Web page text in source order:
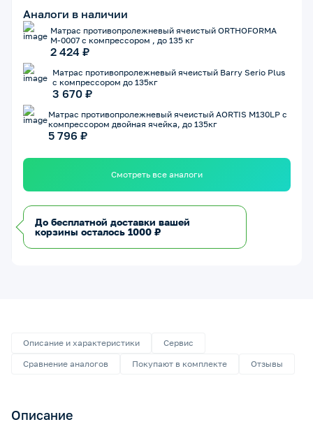
Аналоги в наличии
Матрас противопролежневый ячеистый ORTHOFORMA
М-0007 с компрессором , до 135 кг
2 424 ₽
Матрас противопролежневый ячеистый Barry Serio Plus
с компрессором до 135кг
3 670 ₽
Матрас противопролежневый ячеистый AORTIS M130LP с
компрессором двойная ячейка, до 135кг
5 796 ₽
Смотреть все аналоги
До бесплатной доставки вашей
корзины осталось 1000 ₽
Описание и характеристики
Сервис
Сравнение аналогов
Покупают в комплекте Отзывы
Описание